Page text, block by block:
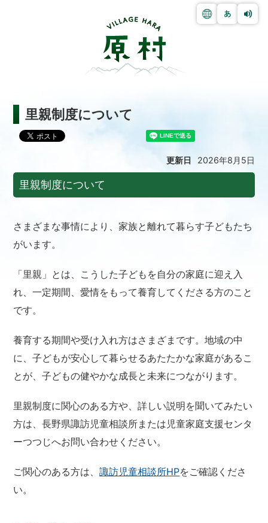
里親制度について
更新日 2026年8月5日
里親制度について
さまざまな事情により、家族と離れて暮らす子どもたち
がいます。
「里親」とは、こうした子どもを自分の家庭に迎え入
れ、一定期間、愛情をもって養育してくださる方のこと
です。
養育する期間や受け入れ方はさまざまです。地域の中
に、子どもが安心して暮らせるあたたかな家庭があるこ
とが、子どもの健やかな成長と未来につながります。
里親制度に関心のある方や、詳しい説明を聞いてみたい
方は、長野県諏訪児童相談所または児童家庭支援センタ
ーつつじへお問い合わせください。
ご関心のある方は、諏訪児童相談所HPをご確認くださ
い。